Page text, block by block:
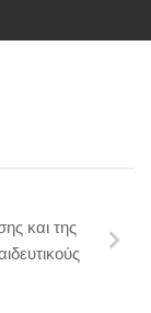
και της